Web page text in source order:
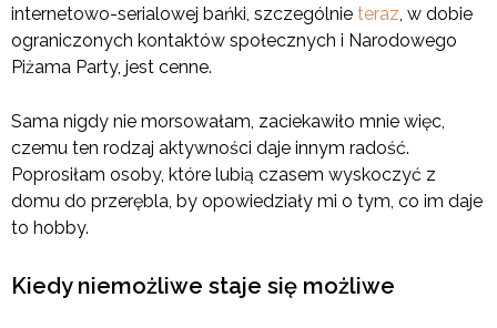
internetowo-serialowej bańki, szczególnie teraz, w dobie
ograniczonych kontaktów społecznych i Narodowego
Piżama Party, jest cenne.
Sama nigdy nie morsowałam, zaciekawiło mnie więc,
czemu ten rodzaj aktywności daje innym radość.
Poprosiłam osoby, które lubią czasem wyskoczyć z
domu do przerębla, by opowiedziały mi o tym, co im daje
to hobby.
Kiedy niemożliwe staje się możliwe